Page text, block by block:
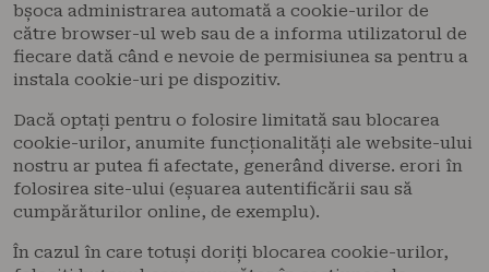
bșoca administrarea automată a cookie-urilor de
către browser-ul web sau de a informa utilizatorul de
fiecare dată când e nevoie de permisiunea sa pentru a
instala cookie-uri pe dispozitiv.
Dacă optați pentru o folosire limitată sau blocarea
cookie-urilor, anumite funcționalități ale website-ului
nostru ar putea fi afectate, generând diverse. erori în
folosirea site-ului (eșuarea autentificării sau să
cumpărăturilor online, de exemplu).
În cazul în care totuși doriți blocarea cookie-urilor,